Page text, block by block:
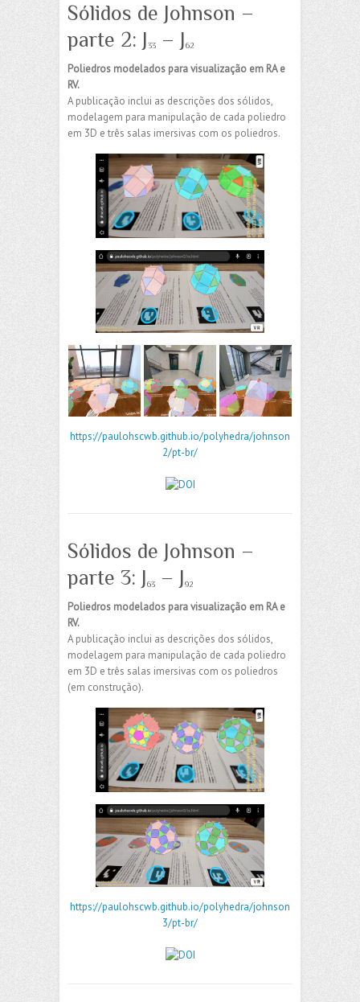
Sólidos de Johnson –
parte 2: J33 – J62
Poliedros modelados para visualização em RA e
RV.
A publicação inclui as descrições dos sólidos,
modelagem para manipulação de cada poliedro
em 3D e três salas imersivas com os poliedros.
https://paulohscwb.github.io/polyhedra/johnson
2/pt-br/
Sólidos de Johnson –
parte 3: J63 – J92
Poliedros modelados para visualização em RA e
RV.
A publicação inclui as descrições dos sólidos,
modelagem para manipulação de cada poliedro
em 3D e três salas imersivas com os poliedros
(em construção).
https://paulohscwb.github.io/polyhedra/johnson
3/pt-br/